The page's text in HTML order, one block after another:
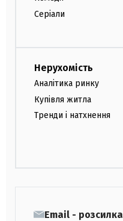
Серіали
Нерухомість
Аналітика ринку
Купівля житла
Тренди і натхнення
Email - розсилка